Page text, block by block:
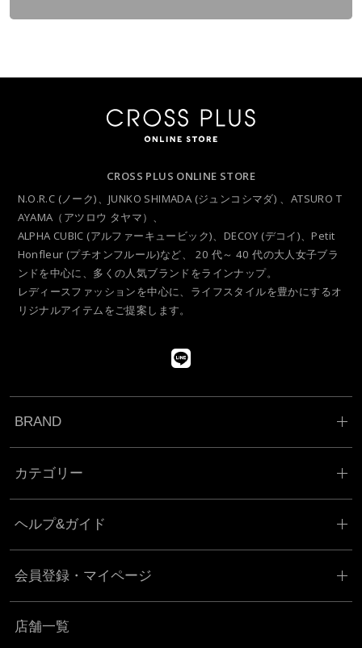
会員のみなさまへの通知
当サイトにおいてのご購入には会員登録が必要になります。
※ログインには、会員登録時に入力したメールアドレスおよびパス
ワードが必要になります。
会員のみなさまから提供された個人情報
当サイトを利用するにあたって、会員の住所、電話番号、購入履歴
などの大切な個人情報がネットサーバ上に登録されますが、当社は
開示が求められる場合を除き、開示しないものとします。
※チャートなど一個人が特定できない範囲で集計する場合がありま
お客様からの会員登録を承認しない場合
や、本人以外の第三者の会員登録をした場合、過去に会員除名処分
また一度承認した会員であっても前述のいずれかであることが判明
個人利用以外に転用、商用することを禁止します
もコピー、又は他へ転用することを禁止いたします。
CROSS PLUS ONLINE STORE
N.O.R.C (ノーク)、JUNKO SHIMADA (ジュンコシマダ) 、ATSURO T
AYAMA（アツロウ タヤマ）、
ALPHA CUBIC (アルファーキュービック)、DECOY (デコイ)、Petit
Honfleur (プチオンフルール)など、 20 代～ 40 代の大人女子ブラ
ンドを中心に、多くの人気ブランドをラインナップ。
レディースファッションを中心に、ライフスタイルを豊かにするオ
リジナルアイテムをご提案します。
BRAND
カテゴリー
ヘルプ&ガイド
会員登録・マイページ
店舗一覧